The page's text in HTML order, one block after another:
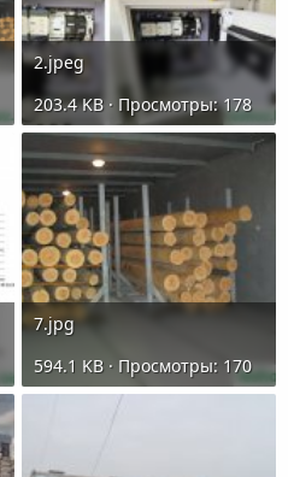
2.jpeg
203.4 KB · Просмотры: 178
7.jpg
594.1 KB · Просмотры: 170